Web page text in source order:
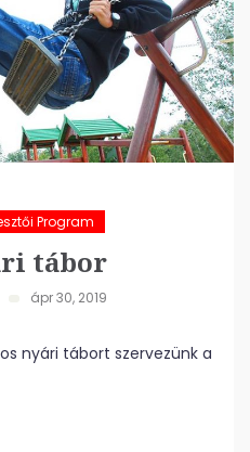
Program
tábor
ápr 30, 2019
nyári tábort szervezünk a